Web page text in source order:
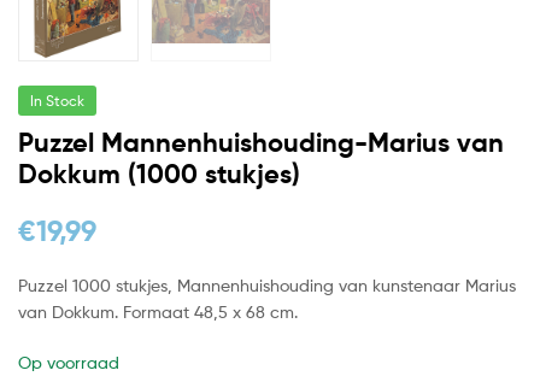
In Stock
Puzzel Mannenhuishouding-Marius van
Dokkum (1000 stukjes)
€19,99
Puzzel 1000 stukjes, Mannenhuishouding van kunstenaar Marius
van Dokkum. Formaat 48,5 x 68 cm.
Op voorraad